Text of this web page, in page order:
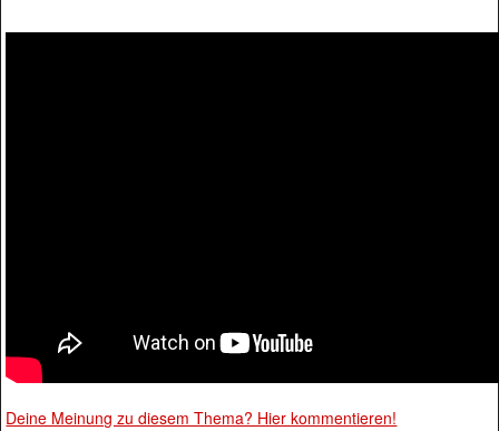
Deine Meinung zu diesem Thema? Hier kommentieren!